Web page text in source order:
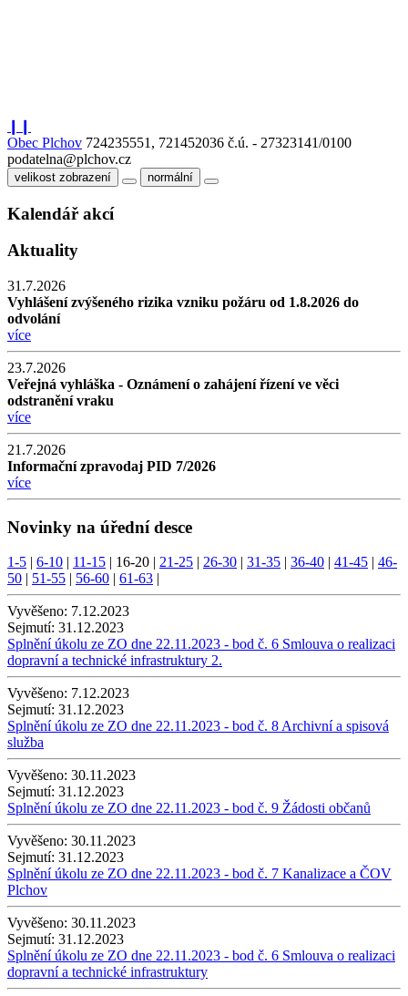
Obec Plchov 724235551, 721452036 č.ú. - 27323141/0100
podatelna@plchov.cz
velikost zobrazení normální
Kalendář akcí
Aktuality
31.7.2026
Vyhlášení zvýšeného rizika vzniku požáru od 1.8.2026 do
odvolání
více
23.7.2026
Veřejná vyhláška - Oznámení o zahájení řízení ve věci
odstranění vraku
více
21.7.2026
Informační zpravodaj PID 7/2026
více
Novinky na úřední desce
1-5 6-10 11-15 16-20 21-25 26-30 31-35 36-40 41-45
46-
50
51-55 56-60 61-63
Vyvěšeno: 7.12.2023
Sejmutí: 31.12.2023
Splnění úkolu ze ZO dne 22.11.2023 - bod č. 6 Smlouva o realizaci
dopravní a technické infrastruktury 2.
Vyvěšeno: 7.12.2023
Sejmutí: 31.12.2023
Splnění úkolu ze ZO dne 22.11.2023 - bod č. 8 Archivní a spisová
služba
Vyvěšeno: 30.11.2023
Sejmutí: 31.12.2023
Splnění úkolu ze ZO dne 22.11.2023 - bod č. 9 Žádosti občanů
Vyvěšeno: 30.11.2023
Sejmutí: 31.12.2023
Splnění úkolu ze ZO dne 22.11.2023 - bod č. 7 Kanalizace a ČOV
Plchov
Vyvěšeno: 30.11.2023
Sejmutí: 31.12.2023
Splnění úkolu ze ZO dne 22.11.2023 - bod č. 6 Smlouva o realizaci
dopravní a technické infrastruktury